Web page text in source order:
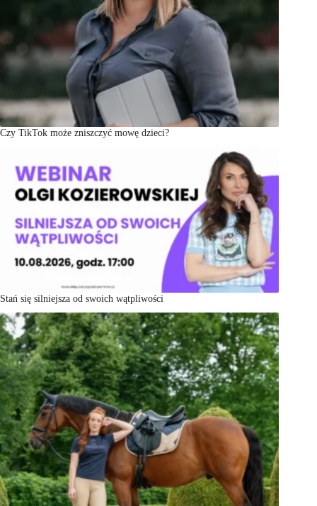
Czy TikTok może zniszczyć mowę dzieci?
Stań się silniejsza od swoich wątpliwości